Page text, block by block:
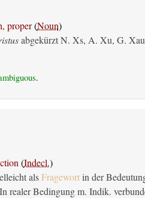
proper(Noun)
abgekürzt N. Xs, A. Xu, G.
.
(Indecl.)
alsFragewortin der
realer Bedingung m. Indik.